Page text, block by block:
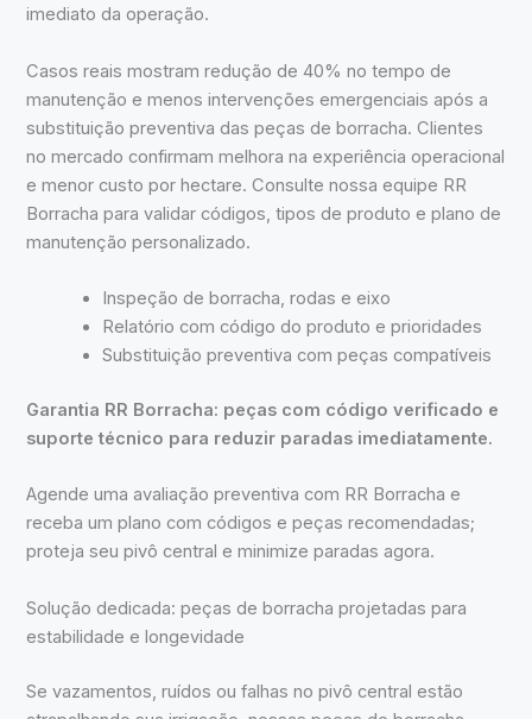
imediato da operação.
Casos reais mostram redução de 40% no tempo de
manutenção e menos intervenções emergenciais após a
substituição preventiva das peças de borracha. Clientes
no mercado confirmam melhora na experiência operacional
e menor custo por hectare. Consulte nossa equipe RR
Borracha para validar códigos, tipos de produto e plano de
manutenção personalizado.
Inspeção de borracha, rodas e eixo
Relatório com código do produto e prioridades
Substituição preventiva com peças compatíveis
Garantia RR Borracha: peças com código verificado e
suporte técnico para reduzir paradas imediatamente.
Agende uma avaliação preventiva com RR Borracha e
receba um plano com códigos e peças recomendadas;
proteja seu pivô central e minimize paradas agora.
Solução dedicada: peças de borracha projetadas para
estabilidade e longevidade
Se vazamentos, ruídos ou falhas no pivô central estão